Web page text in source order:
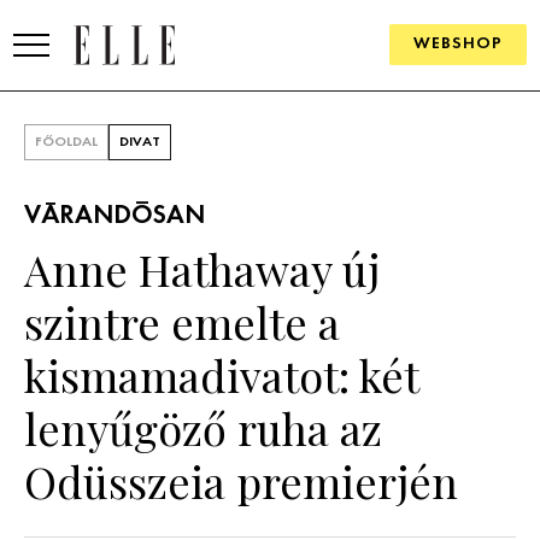
WEBSHOP
SZÉPSÉG
PSZICHÉ
ÉLETMÓD
FŐOLDAL DIVAT
VÁRANDÓSAN
Anne Hathaway új
szintre emelte a
kismamadivatot: két
lenyűgöző ruha az
Odüsszeia premierjén